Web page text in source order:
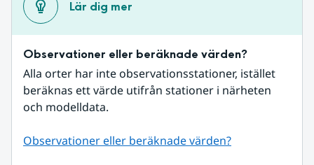
Lär dig mer
Observationer eller beräknade värden?
Alla orter har inte observationsstationer, istället
beräknas ett värde utifrån stationer i närheten
och modelldata.
Observationer eller beräknade värden?